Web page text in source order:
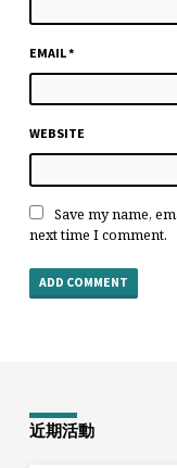
EMAIL*
WEBSITE
Save my name,
next time I comment.
近期活動